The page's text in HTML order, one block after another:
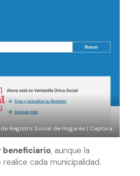
Registro Social de Hogares | Captura
beneficiario, aunque la
cada municipalidad.